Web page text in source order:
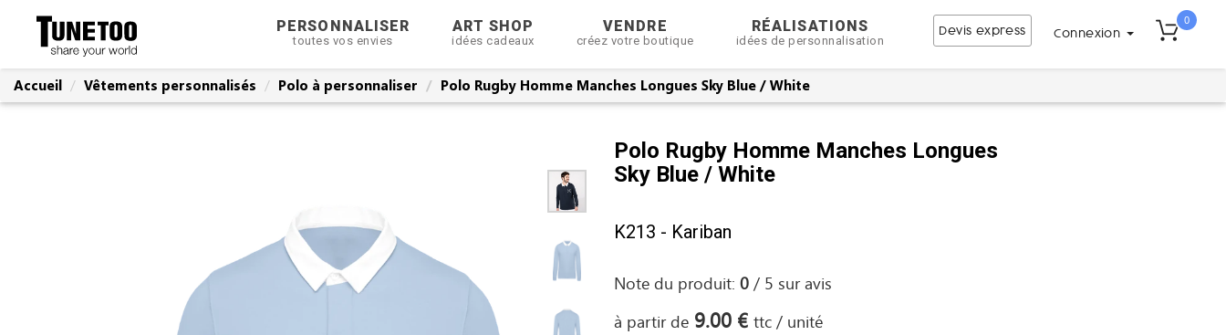
PERSONNALISER
toutes vos envies
ART SHOP
idées cadeaux
VENDRE
créez votre boutique
RÉALISATIONS
idées de personnalisation
Devis express Connexion
0
Accueil Vêtements personnalisés Polo à personnaliser Polo Rugby Homme Manches Longues Sky Blue / White
Polo Rugby Homme Manches Longues
Sky Blue / White
K213 - Kariban
Note du produit:0 / 5 suravis
à partir de 9.00 €ttc / unité